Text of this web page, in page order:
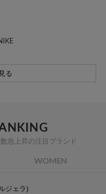
る
急上昇の注目ブランド
WOMEN
ジェラ)